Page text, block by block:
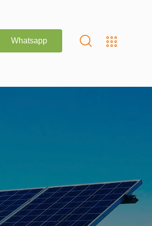
Whatsapp